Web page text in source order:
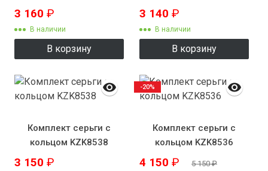
3 160 ₽
В наличии
В корзину
3 140 ₽
В наличии
В корзину
Комплект серьги с
кольцом KZK8538
3 150 ₽
Комплект серьги с
кольцом KZK8536
4 150 ₽ 5 150₽
-20%